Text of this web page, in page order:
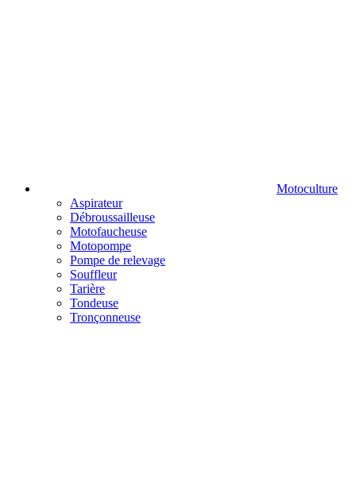
Motoculture
Aspirateur
Débroussailleuse
Motofaucheuse
Motopompe
Pompe de relevage
Souffleur
Tarière
Tondeuse
Tronçonneuse